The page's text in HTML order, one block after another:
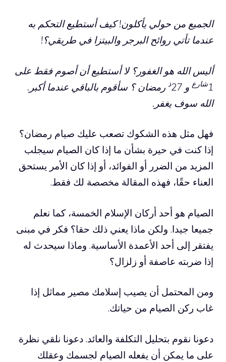
الجميع من حولي يأكلون! كيف أستطيع التحكم به
عندما تأتي روائح البرجر والبيتزا في طريقي؟!
أليس الله هو الغفور؟ لا أستطيع أن أصوم فقط على
1شارع و 27 ذ رمضان ؟ سأقوم بالباقي عندما أكبر.
الله سوف يغفر.
فهل مثل هذه الشكوك تصعب عليك صيام رمضان؟
إذا كنت في حيرة بشأن ما إذا كان الصيام سيجلب
المزيد من الضرر أو الفوائد، أو إذا كان الأمر يستحق
العناء حقًا، فهذه المقالة مخصصة لك فقط.
الصيام هو أحد أركان الإسلام الخمسة، كما نعلم
جميعا جيدا. ولكن ماذا يعني ذلك حقا؟ فكر في مبنى
يفتقر إلى أحد الأعمدة الأساسية. وماذا سيحدث له
إذا ضربته عاصفة أو زلزال؟
ومن المحتمل أن يصيب إسلامك مصير مماثل إذا
غاب ركن الصيام من حياتك.
دعونا نقوم بتحليل التكلفة والعائد. دعونا نلقي نظرة
على ما يمكن أن يفعله الصيام لجسمك وعقلك